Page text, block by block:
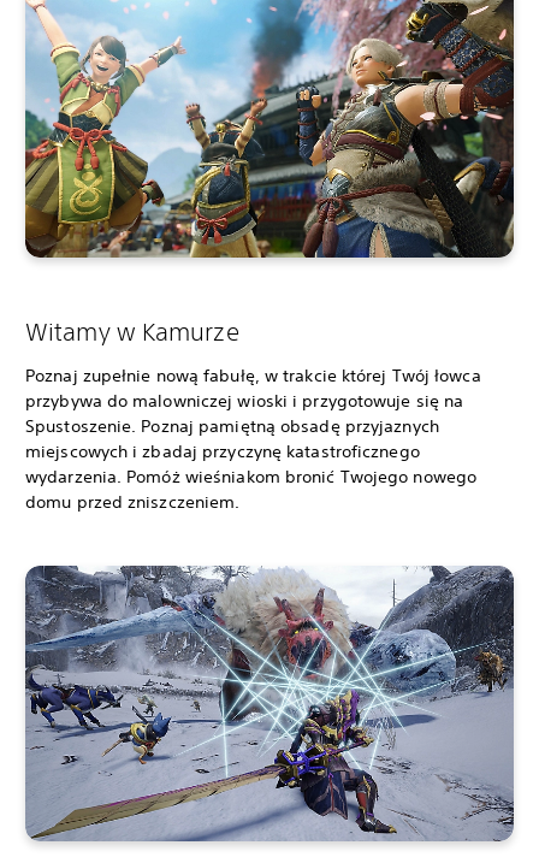
Witamy w Kamurze
Poznaj zupełnie nową fabułę, w trakcie której Twój łowca
przybywa do malowniczej wioski i przygotowuje się na
Spustoszenie. Poznaj pamiętną obsadę przyjaznych
miejscowych i zbadaj przyczynę katastroficznego
wydarzenia. Pomóż wieśniakom bronić Twojego nowego
domu przed zniszczeniem.